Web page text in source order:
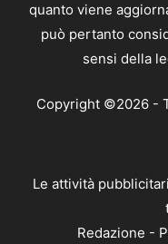
quanto viene
può pertanto
sensi della
Copyright ©2026 -
Le attività
Redazione -